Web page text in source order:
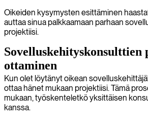
Oikeiden kysymysten esittäminen
auttaa sinua palkkaamaan parhaan
projektiisi.
Sovelluskehityskonsulttien
ottaminen
Kun olet löytänyt oikean
ottaa hänet mukaan projektiisi. Tämä
mukaan, työskenteletkö yksittäisen
kanssa.